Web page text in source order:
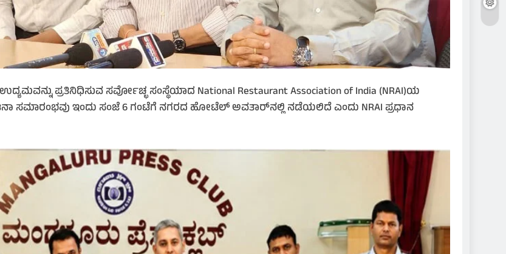
ಪ್ರತಿನಿಧಿಸುವ ಸರ್ವೋಚ್ಛ ಸಂಸ್ಥೆಯಾದ National Restaurant Association of India (NRAI)ಯ
ಸಮಾರಂಭವು ಇಂದು ಸಂಜೆ 6 ಗಂಟೆಗೆ ನಗರದ ಹೋಟೆಲ್ ಅವತಾರ್‌ನಲ್ಲಿ ನಡೆಯಲಿದೆ ಎಂದು NRAI ಪ್ರಧಾನ